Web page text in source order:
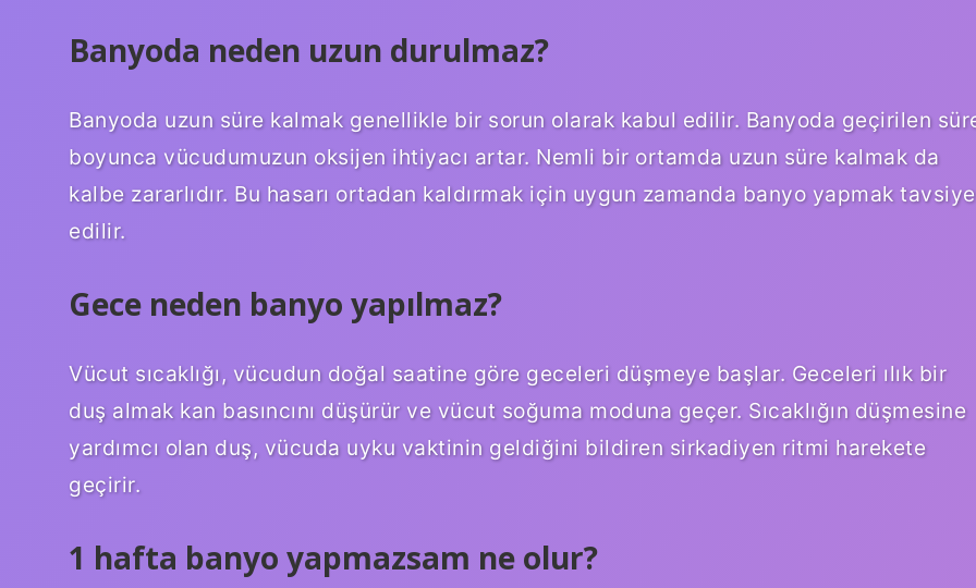
Banyoda neden uzun durulmaz?
Banyoda uzun süre kalmak genellikle bir sorun olarak kabul edilir. Banyoda geçirilen
boyunca vücudumuzun oksijen ihtiyacı artar. Nemli bir ortamda uzun süre kalmak da
kalbe zararlıdır. Bu hasarı ortadan kaldırmak için uygun zamanda banyo yapmak tavsiye
edilir.
Gece neden banyo yapılmaz?
Vücut sıcaklığı, vücudun doğal saatine göre geceleri düşmeye başlar. Geceleri ılık bir
duş almak kan basıncını düşürür ve vücut soğuma moduna geçer. Sıcaklığın düşmesine
yardımcı olan duş, vücuda uyku vaktinin geldiğini bildiren sirkadiyen ritmi harekete
geçirir.
1 hafta banyo yapmazsam ne olur?